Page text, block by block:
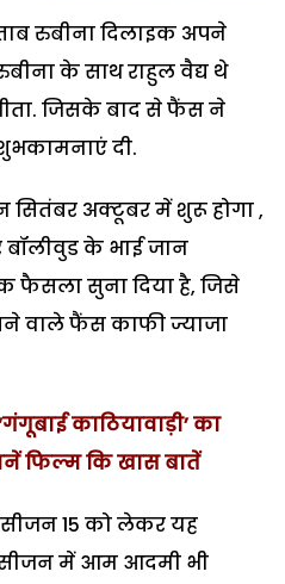
रुबीना दिलाइक अपने
के साथ राहुल वैद्य थे
जिसके बाद से फैंस ने
दी.
अक्टूबर में शुरू होगा ,
के भाई जान
सुना दिया है, जिसे
वाले फैंस काफी ज्याजा
काठियावाड़ी’ का
फिल्म कि खास बातें
15 को लेकर यह
में आम आदमी भी